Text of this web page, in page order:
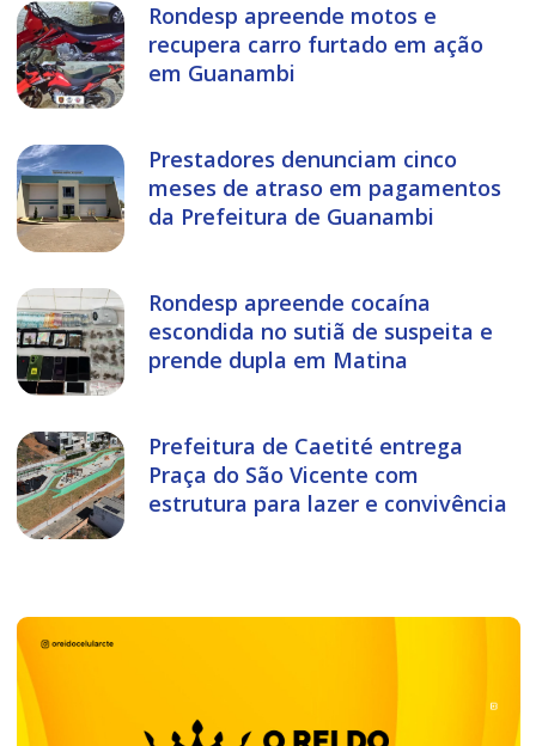
Rondesp apreende motos e
recupera carro furtado em ação
em Guanambi
Prestadores denunciam cinco
meses de atraso em pagamentos
da Prefeitura de Guanambi
Rondesp apreende cocaína
escondida no sutiã de suspeita e
prende dupla em Matina
Prefeitura de Caetité entrega
Praça do São Vicente com
estrutura para lazer e convivência